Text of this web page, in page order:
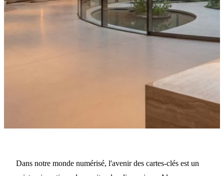
Téléportez-moi, carte-clé :
Dans notre monde numérisé, l'avenir des cartes-clés est un